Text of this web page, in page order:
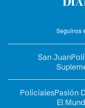
Seguinos
San Juan
PolicialesPasión
El